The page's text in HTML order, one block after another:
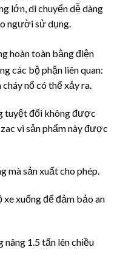
lớn, di chuyển dễ dàng
người sử dụng.
hoàn toàn bằng điện
các bộ phận liên quan:
nổ có thể xảy ra.
tuyệt đối không được
vì sản phẩm này được
mà sản xuất cho phép.
xe xuống để đảm bảo an
1.5 tấn lên chiều